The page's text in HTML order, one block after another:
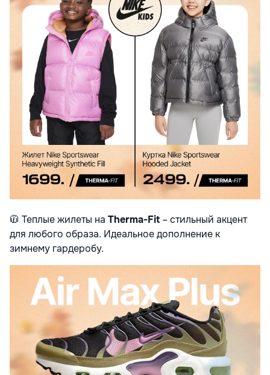
🧥 Теплые жилеты на Therma-Fit – стильный акцент
для любого образа. Идеальное дополнение к
зимнему гардеробу.